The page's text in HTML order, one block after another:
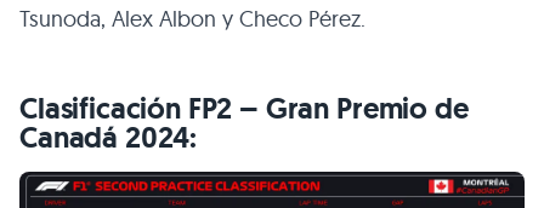
Tsunoda, Alex Albon y Checo Pérez.
Clasificación FP2 – Gran Premio de
Canadá 2024: